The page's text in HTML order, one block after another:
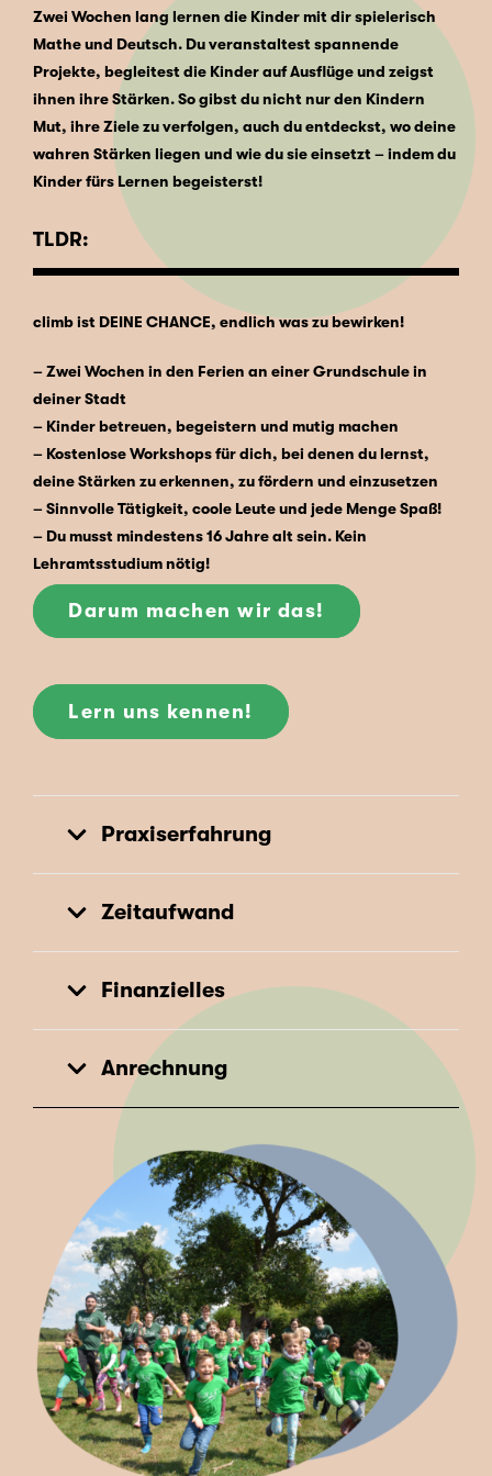
Zwei Wochen lang lernen die Kinder mit dir spielerisch
Mathe und Deutsch. Du veranstaltest spannende
Projekte, begleitest die Kinder auf Ausflüge und zeigst
ihnen ihre Stärken. So gibst du nicht nur den Kindern
Mut, ihre Ziele zu verfolgen, auch du entdeckst, wo deine
wahren Stärken liegen und wie du sie einsetzt – indem du
Kinder fürs Lernen begeisterst!
TLDR:
climb ist DEINE CHANCE, endlich was zu bewirken!
– Zwei Wochen in den Ferien an einer Grundschule in
deiner Stadt
– Kinder betreuen, begeistern und mutig machen
– Kostenlose Workshops für dich, bei denen du lernst,
deine Stärken zu erkennen, zu fördern und einzusetzen
– Sinnvolle Tätigkeit, coole Leute und jede Menge Spaß!
– Du musst mindestens 16 Jahre alt sein. Kein
Lehramtsstudium nötig!
Darum machen wir das!
Lern uns kennen!
Praxiserfahrung
Zeitaufwand
Finanzielles
Anrechnung